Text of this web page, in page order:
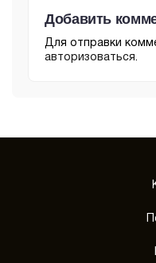
Добавить
Для отправки
авторизоваться.